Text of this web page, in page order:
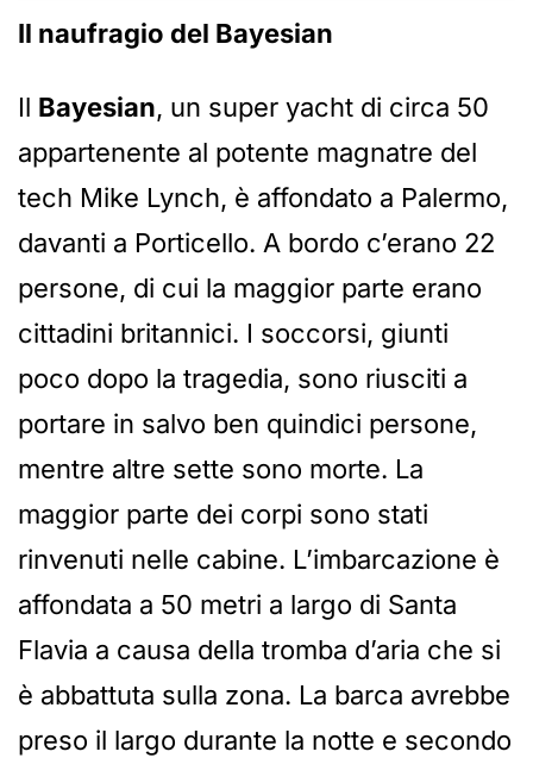
Il naufragio del Bayesian
Il Bayesian, un super yacht di circa 50
appartenente al potente magnatre del
tech Mike Lynch, è affondato a Palermo,
davanti a Porticello. A bordo c’erano 22
persone, di cui la maggior parte erano
cittadini britannici. I soccorsi, giunti
poco dopo la tragedia, sono riusciti a
portare in salvo ben quindici persone,
mentre altre sette sono morte. La
maggior parte dei corpi sono stati
rinvenuti nelle cabine. L’imbarcazione è
affondata a 50 metri a largo di Santa
Flavia a causa della tromba d’aria che si
è abbattuta sulla zona. La barca avrebbe
preso il largo durante la notte e secondo